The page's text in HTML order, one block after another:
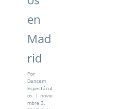
en
Mad
rid
Por
Dancem
Espectácul
os |
novie
mbre 3,